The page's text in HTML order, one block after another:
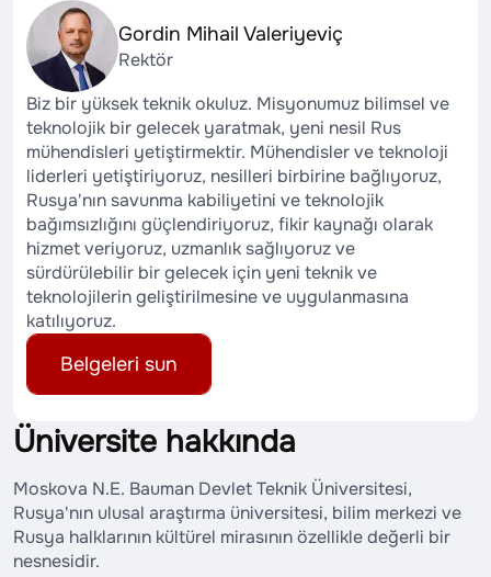
Gordin Mihail Valeriyeviç
Rektör
Biz bir yüksek teknik okuluz. Misyonumuz bilimsel ve
teknolojik bir gelecek yaratmak, yeni nesil Rus
mühendisleri yetiştirmektir. Mühendisler ve teknoloji
liderleri yetiştiriyoruz, nesilleri birbirine bağlıyoruz,
Rusya'nın savunma kabiliyetini ve teknolojik
bağımsızlığını güçlendiriyoruz, fikir kaynağı olarak
hizmet veriyoruz, uzmanlık sağlıyoruz ve
sürdürülebilir bir gelecek için yeni teknik ve
teknolojilerin geliştirilmesine ve uygulanmasına
katılıyoruz.
Belgeleri sun
Üniversite hakkında
Moskova N.E. Bauman Devlet Teknik Üniversitesi,
Rusya'nın ulusal araştırma üniversitesi, bilim merkezi ve
Rusya halklarının kültürel mirasının özellikle değerli bir
nesnesidir.